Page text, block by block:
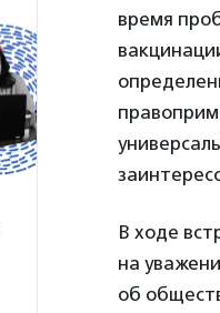
время
В ходе
на
об